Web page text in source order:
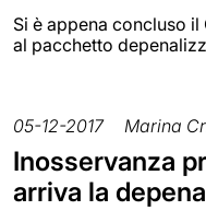
Si è appena concluso
al pacchetto
05-12-2017 Marina
Inosservanza
arriva la